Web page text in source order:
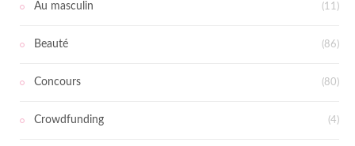
Au masculin (11)
Beauté (86)
Concours (80)
Crowdfunding (4)